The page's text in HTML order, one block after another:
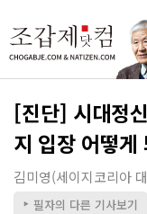
[진단] 시대정
지 입장 어떻게
김미영(세이지코리아
▶ 필자의 다른 기사보기